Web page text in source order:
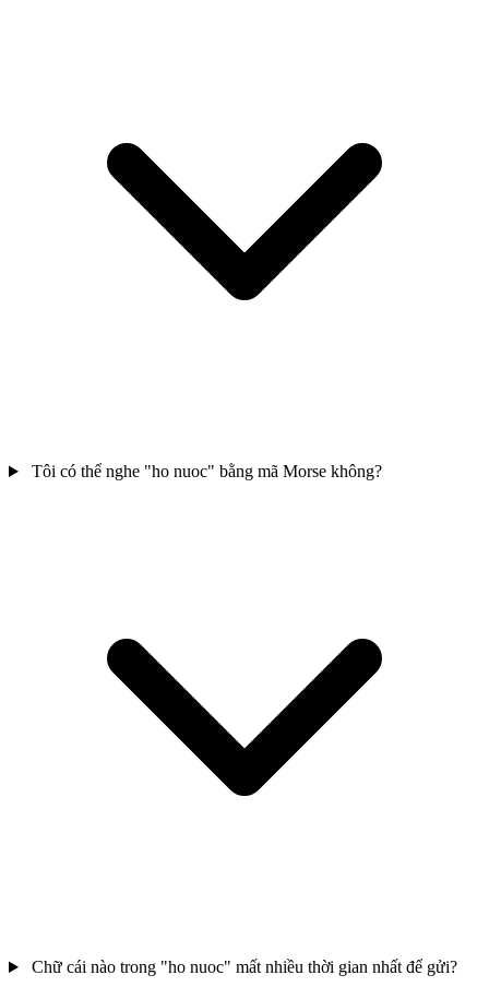
Tôi có thể nghe "ho nuoc" bằng mã Morse không?
Chữ cái nào trong "ho nuoc" mất nhiều thời gian nhất để gửi?